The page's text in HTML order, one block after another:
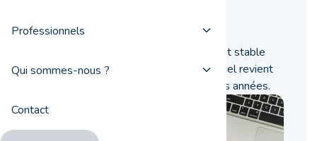
Professionnels
Qui sommes-nous ?
Contact
Le prix du pellet se montre relativement stable
dans le temps. Dans cet article, ProxiFuel revient
sur son évolution au cours des dernières années.